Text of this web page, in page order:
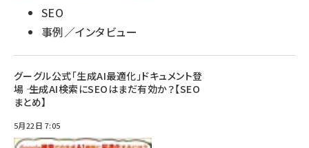
SEO
事例／インタビュー
グーグル公式「生成AI最適化」ドキュメント登
場 ―― 生成AI検索にSEOはまだ有効か？【SEO
まとめ】
5月22日 7:05